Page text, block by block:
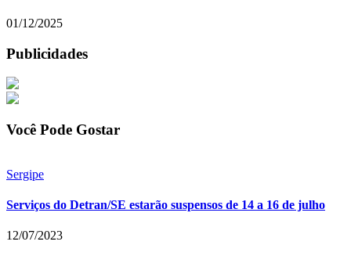
01/12/2025
Publicidades
Você Pode Gostar
Sergipe
Serviços do Detran/SE estarão suspensos de 14 a 16 de julho
12/07/2023